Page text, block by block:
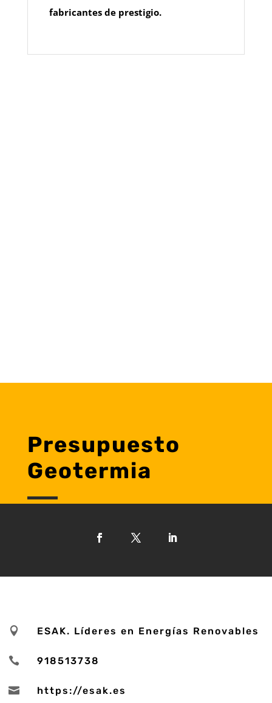
fabricantes de prestigio.
Presupuesto
Geotermia
 ESAK. Líderes en Energías Renovables
 918513738
 https://esak.es